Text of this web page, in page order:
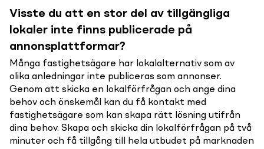
Visste du att en stor del av tillgängliga
lokaler inte finns publicerade på
annonsplattformar?
Många fastighetsägare har lokalalternativ som av
olika anledningar inte publiceras som annonser.
Genom att skicka en lokalförfrågan och ange dina
behov och önskemål kan du få kontakt med
fastighetsägare som kan skapa rätt lösning utifrån
dina behov. Skapa och skicka din lokalförfrågan på två
minuter och få tillgång till hela utbudet på marknaden